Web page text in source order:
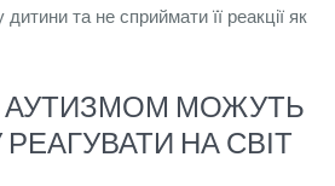
та не сприймати її реакції як
АУТИЗМОМ МОЖУТЬ
НА СВІТ